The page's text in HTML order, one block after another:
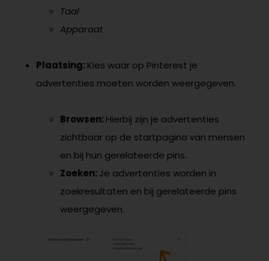
Taal
Apparaat
Plaatsing:Kies waar op Pinterest je
advertenties moeten worden weergegeven.
Browsen:Hierbij zijn je advertenties
zichtbaar op de startpagina van mensen
en bij hun gerelateerde pins.
Zoeken:Je advertenties worden in
zoekresultaten en bij gerelateerde pins
weergegeven.